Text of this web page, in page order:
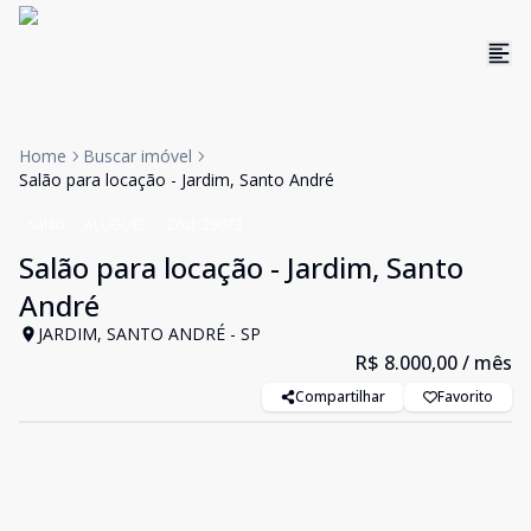
Home
Buscar imóvel
Salão para locação - Jardim, Santo André
Salão para locação - Jardim, Santo
André
JARDIM, SANTO ANDRÉ - SP
R$ 8.000,00/ mês
Compartilhar Favorito